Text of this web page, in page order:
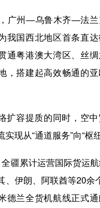
州—乌鲁木齐—法兰
我国西北地区首条直
通粤港澳大湾区、丝
，搭建起高效畅通的
容提质的同时，空中
现从“通道服务”向“枢
累计运营国际货运航
、伊朗、阿联酋等20余
德兰全货机航线正式